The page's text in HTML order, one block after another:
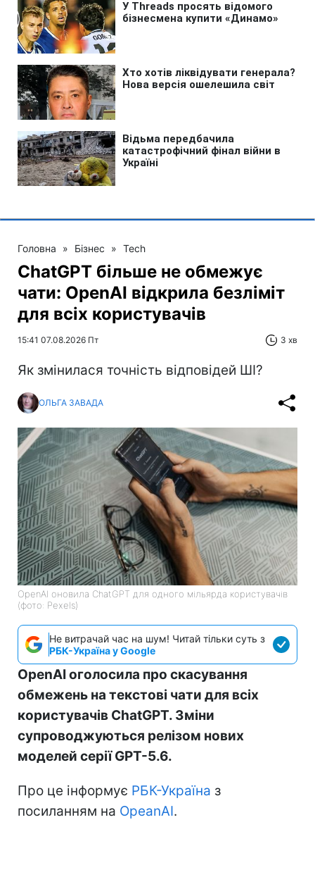
Головна » Бізнес » Tech
ChatGPT більше не обмежує
чати: OpenAI відкрила безліміт
для всіх користувачів
15:41 07.08.2026 Пт 3 хв
Як змінилася точність відповідей ШІ?
ОЛЬГА ЗАВАДА
OpenAI оновила ChatGPT для одного мільярда користувачів
(фото: Pexels)
Не витрачай час на шум! Читай тільки суть з
РБК-Україна у Google
OpenAI оголосила про скасування
обмежень на текстові чати для всіх
користувачів ChatGPT. Зміни
супроводжуються релізом нових
моделей серії GPT-5.6.
Про це інформує РБК-Україна з
посиланням на OpeanAI.